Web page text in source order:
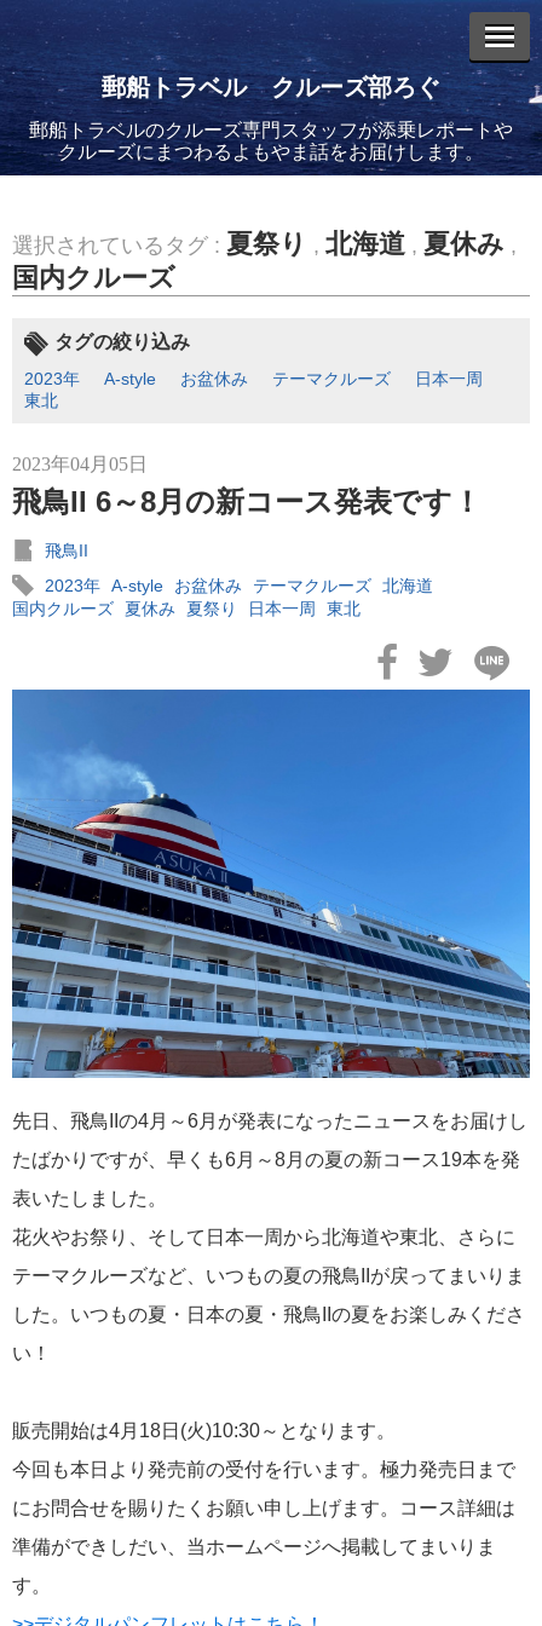
郵船トラベル クルーズ部ろぐ
郵船トラベルのクルーズ専門スタッフが添乗レポートや
クルーズにまつわるよもやま話をお届けします。
選択されているタグ : 夏祭り , 北海道, 夏休み ,
国内クルーズ
タグの絞り込み
2023年 A-style お盆休み テーマクルーズ
日本一周
東北
2023年04月05日
飛鳥II 6～8月の新コース発表です！
飛鳥II
2023年 A-style お盆休み テーマクルーズ 北海道
国内クルーズ
夏休み 夏祭り 日本一周 東北
先日、飛鳥IIの4月～6月が発表になったニュースをお届けし
たばかりですが、早くも6月～8月の夏の新コース19本を発
表いたしました。
花火やお祭り、そして日本一周から北海道や東北、さらに
テーマクルーズなど、いつもの夏の飛鳥IIが戻ってまいりま
した。いつもの夏・日本の夏・飛鳥IIの夏をお楽しみくださ
い！
販売開始は4月18日(火)10:30～となります。
今回も本日より発売前の受付を行います。極力発売日まで
にお問合せを賜りたくお願い申し上げます。コース詳細は
準備ができしだい、当ホームページへ掲載してまいりま
す。
エントリーリスト
バイキング・エデンに乗船してきました！(2)
2026年08月05日
2026年02月19日
2026年02月16日
飛鳥II 2027年オセアニアグランドクルーズ発表！
2026年02月04日
飛鳥II 小山薫堂×飛鳥II～洋上の大人の文化祭～本日発売です
2026年01月30日
飛鳥II シンガポール寄港中です！
飛鳥II 385